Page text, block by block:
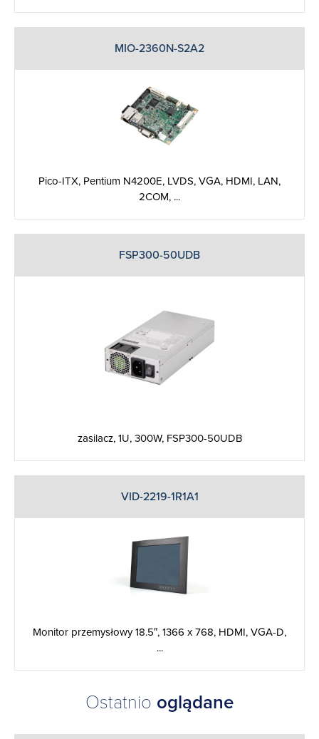
MIO-2360N-S2A2
Pico-ITX, Pentium N4200E, LVDS, VGA, HDMI, LAN,
2COM, ...
FSP300-50UDB
zasilacz, 1U, 300W, FSP300-50UDB
VID-2219-1R1A1
Monitor przemysłowy 18.5″, 1366 x 768, HDMI, VGA-D,
...
Ostatnio oglądane